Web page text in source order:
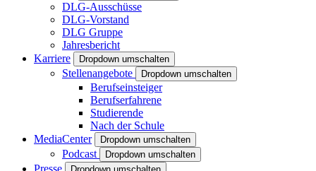
DLG-Ausschüsse
DLG-Vorstand
DLG Gruppe
Jahresbericht
Karriere
Dropdown umschalten
Stellenangebote Dropdown umschalten
Berufseinsteiger
Berufserfahrene
Studierende
Nach der Schule
MediaCenter
Dropdown umschalten
Podcast Dropdown umschalten